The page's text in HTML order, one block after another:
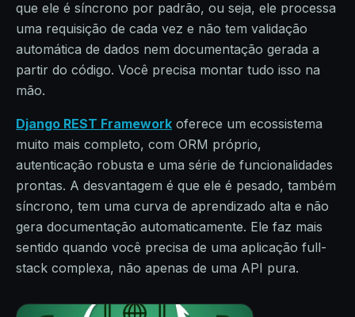
que ele é síncrono por padrão, ou seja, ele processa
uma requisição de cada vez e não tem validação
automática de dados nem documentação gerada a
partir do código. Você precisa montar tudo isso na
mão.
Django REST Framework oferece um ecossistema
muito mais completo, com ORM próprio,
autenticação robusta e uma série de funcionalidades
prontas. A desvantagem é que ele é pesado, também
síncrono, tem uma curva de aprendizado alta e não
gera documentação automaticamente. Ele faz mais
sentido quando você precisa de uma aplicação full-
stack complexa, não apenas de uma API pura.